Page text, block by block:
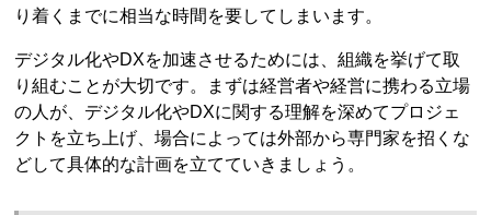
り着くまでに相当な時間を要してしまいます。
デジタル化やDXを加速させるためには、組織を挙げて取
り組むことが大切です。まずは経営者や経営に携わる立場
の人が、デジタル化やDXに関する理解を深めてプロジェ
クトを立ち上げ、場合によっては外部から専門家を招くな
どして具体的な計画を立てていきましょう。